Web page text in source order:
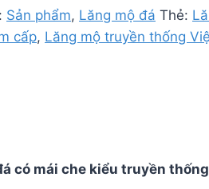
Sản phẩm, Lăng mộ đá Thẻ:
cấp, Lăng mộ truyền thống
có mái che kiểu truyền thống